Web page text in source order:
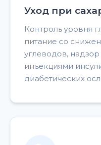
Уход при
Контроль уровня
питание со
углеводов,
инъекциями
диабетических